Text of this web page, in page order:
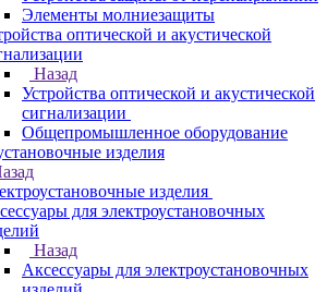
Элементы молниезащиты
оптической и акустической
Назад
Устройства оптической и акустической
сигнализации
Общепромышленное оборудование
изделия
изделия
для электроустановочных
Назад
Аксессуары для электроустановочных